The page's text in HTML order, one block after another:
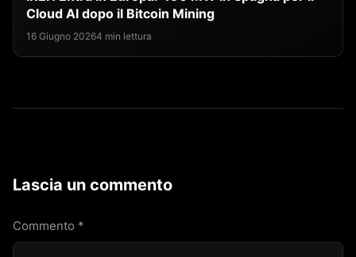
Cloud AI dopo il Bitcoin Mining
16 Giugno 20264 min lettura
Lascia un commento
Commento *